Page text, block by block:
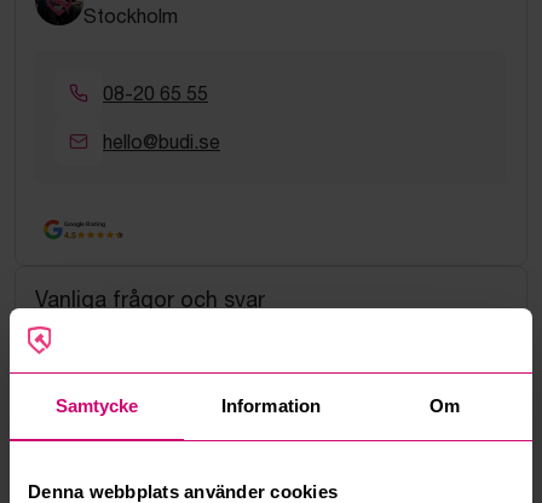
Samtycke Information Om
Denna webbplats använder cookies
Stockholm
08-20 65 55
hello@budi.se
Google Rating
4.5
Vanliga frågor och svar
Hur fungerar manuella bud?
Vad innebär serviceavgift?